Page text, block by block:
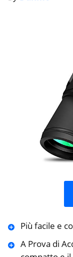
Più facile e
A Prova di